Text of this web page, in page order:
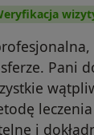
Pani
i